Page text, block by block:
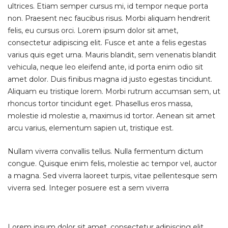
ultrices. Etiam semper cursus mi, id tempor neque porta
non. Praesent nec faucibus risus. Morbi aliquam hendrerit
felis, eu cursus orci. Lorem ipsum dolor sit amet,
consectetur adipiscing elit. Fusce et ante a felis egestas
varius quis eget urna. Mauris blandit, sem venenatis blandit
vehicula, neque leo eleifend ante, id porta enim odio sit
amet dolor. Duis finibus magna id justo egestas tincidunt.
Aliquam eu tristique lorem. Morbi rutrum accumsan sem, ut
rhoncus tortor tincidunt eget. Phasellus eros massa,
molestie id molestie a, maximus id tortor. Aenean sit amet
arcu varius, elementum sapien ut, tristique est.
Nullam viverra convallis tellus. Nulla fermentum dictum
congue. Quisque enim felis, molestie ac tempor vel, auctor
a magna. Sed viverra laoreet turpis, vitae pellentesque sem
viverra sed. Integer posuere est a sem viverra